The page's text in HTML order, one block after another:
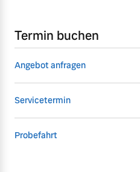
Termin buchen
Angebot anfragen
Servicetermin
Probefahrt